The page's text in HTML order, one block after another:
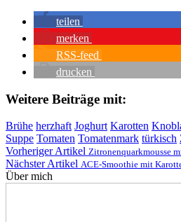
teilen
merken
RSS-feed
drucken
Weitere Beiträge mit:
Brühe herzhaft Joghurt Karotten
Suppe Tomaten Tomatenmark türkisch
Vorheriger Artikel Zitronenquarkmousse
Nächster Artikel ACE-Smoothie mit
Über mich